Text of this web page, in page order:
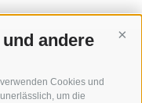
andere
verwenden Cookies und
um die